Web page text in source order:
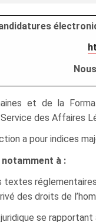
et de la
des Affaires
a pour indices
à :
réglementaires
des droits de
se